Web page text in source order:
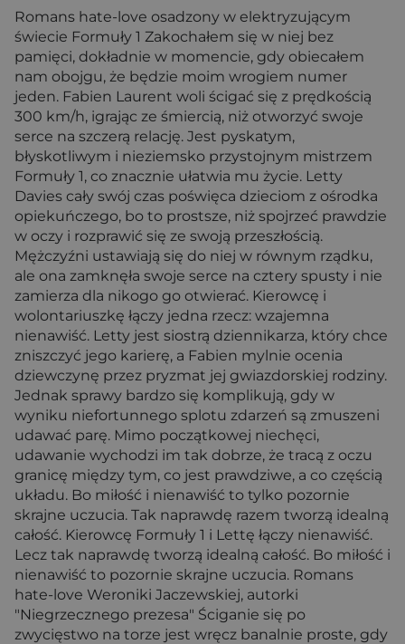
Romans hate-love osadzony w elektryzującym
świecie Formuły 1 Zakochałem się w niej bez
pamięci, dokładnie w momencie, gdy obiecałem
nam obojgu, że będzie moim wrogiem numer
jeden. Fabien Laurent woli ścigać się z prędkością
300 km/h, igrając ze śmiercią, niż otworzyć swoje
serce na szczerą relację. Jest pyskatym,
błyskotliwym i nieziemsko przystojnym mistrzem
Formuły 1, co znacznie ułatwia mu życie. Letty
Davies cały swój czas poświęca dzieciom z ośrodka
opiekuńczego, bo to prostsze, niż spojrzeć prawdzie
w oczy i rozprawić się ze swoją przeszłością.
Mężczyźni ustawiają się do niej w równym rządku,
ale ona zamknęła swoje serce na cztery spusty i nie
zamierza dla nikogo go otwierać. Kierowcę i
wolontariuszkę łączy jedna rzecz: wzajemna
nienawiść. Letty jest siostrą dziennikarza, który chce
zniszczyć jego karierę, a Fabien mylnie ocenia
dziewczynę przez pryzmat jej gwiazdorskiej rodziny.
Jednak sprawy bardzo się komplikują, gdy w
wyniku niefortunnego splotu zdarzeń są zmuszeni
udawać parę. Mimo początkowej niechęci,
udawanie wychodzi im tak dobrze, że tracą z oczu
granicę między tym, co jest prawdziwe, a co częścią
układu. Bo miłość i nienawiść to tylko pozornie
skrajne uczucia. Tak naprawdę razem tworzą idealną
całość. Kierowcę Formuły 1 i Lettę łączy nienawiść.
Lecz tak naprawdę tworzą idealną całość. Bo miłość i
nienawiść to pozornie skrajne uczucia. Romans
hate-love Weroniki Jaczewskiej, autorki
"Niegrzecznego prezesa" Ściganie się po
zwycięstwo na torze jest wręcz banalnie proste, gdy